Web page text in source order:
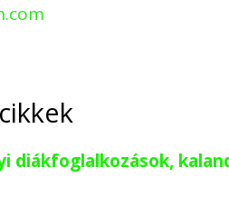
diákfoglalkozások,